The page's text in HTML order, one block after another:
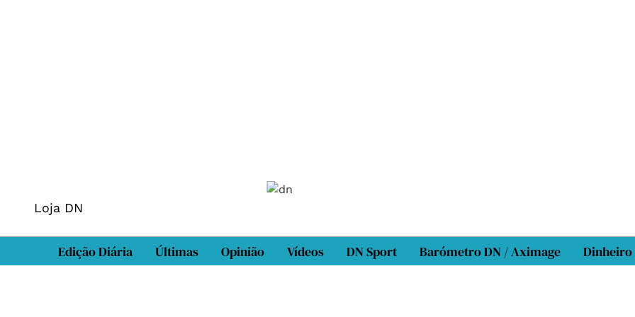
Loja DN
Edição Diária Últimas Opinião Vídeos DN Sport Barómetro DN / Aximage Dinheiro